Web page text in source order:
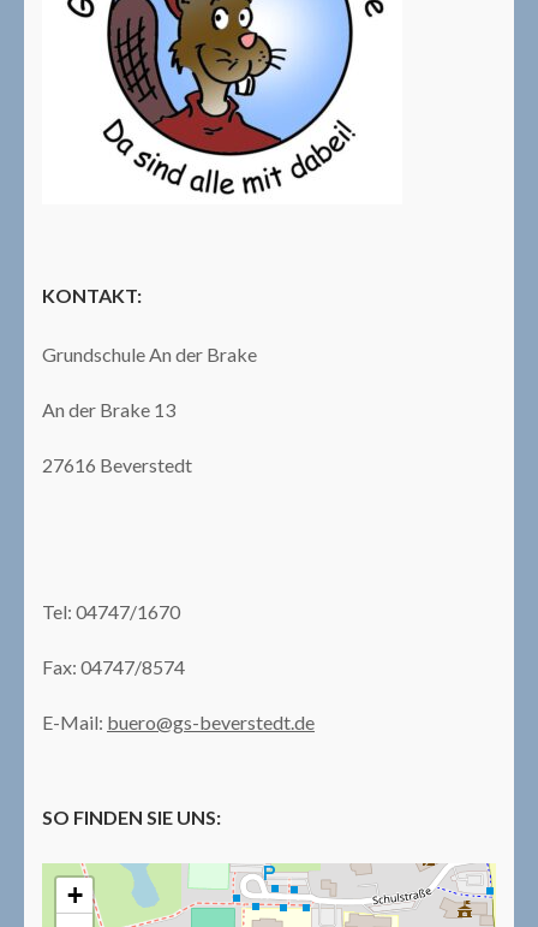
KONTAKT:
Grundschule An der Brake
An der Brake 13
27616 Beverstedt
Tel: 04747/1670
Fax: 04747/8574
E-Mail: buero@gs-beverstedt.de
SO FINDEN SIE UNS:
+